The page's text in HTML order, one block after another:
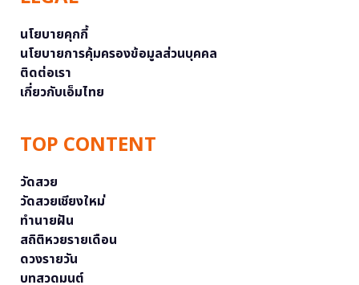
นโยบายคุกกี้
นโยบายการคุ้มครองข้อมูลส่วนบุคคล
ติดต่อเรา
เกี่ยวกับเอ็มไทย
TOP CONTENT
วัดสวย
วัดสวยเชียงใหม่
ทำนายฝัน
สถิติหวยรายเดือน
ดวงรายวัน
บทสวดมนต์